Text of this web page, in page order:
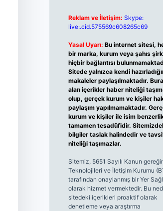
Reklam ve İletişim: Skype:
live:.cid.575569c608265c69
Yasal Uyarı: Bu internet sitesi,
bir marka, kurum veya şahıs
hiçbir bağlantısı
Sitede yalnızca kendi
makaleler paylaşılmaktadır.
alan içerikler haber niteliği
olup, gerçek kurum ve kişiler
paylaşım yapılmamaktadır.
kurum ve kişiler ile isim
tamamen tesadüfidir.
bilgiler taslak halindedir ve
niteliği taşımazlar.
Sitemiz, 5651 Sayılı Kanun
Teknolojileri ve İletişim Kurumu
tarafından onaylanmış bir Yer
olarak hizmet vermektedir. Bu
sitedeki içerikleri proaktif olarak
denetleme veya araştırma